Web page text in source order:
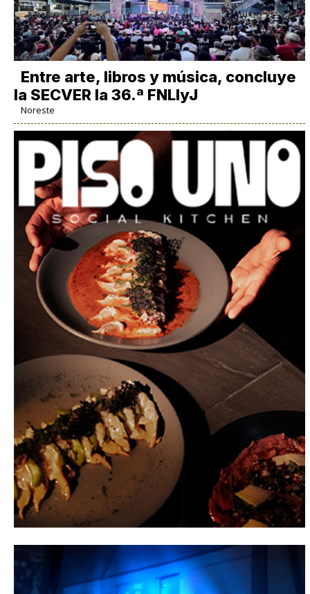
Entre arte, libros y música, concluye
la SECVER la 36.ª FNLIyJ
Noreste